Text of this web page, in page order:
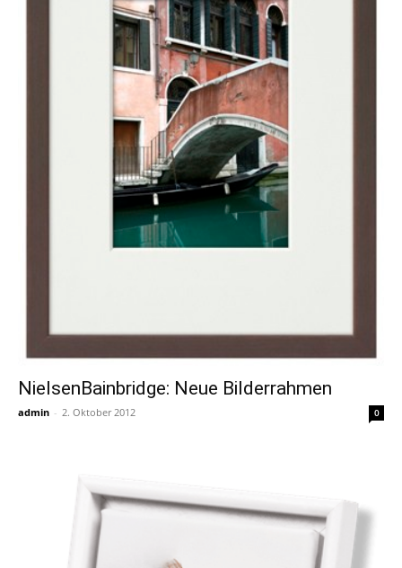
NielsenBainbridge: Neue Bilderrahmen
admin - 2. Oktober 2012 0